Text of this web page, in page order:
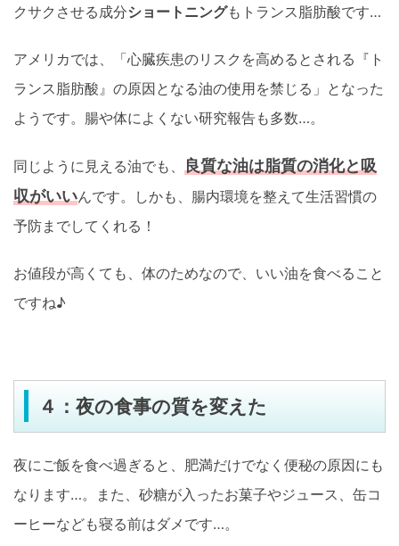
クサクさせる成分ショートニングもトランス脂肪酸です…
アメリカでは、「心臓疾患のリスクを高めるとされる『ト
ランス脂肪酸』の原因となる油の使用を禁じる」となった
ようです。腸や体によくない研究報告も多数…。
同じように見える油でも、
良質な油は脂質の消化と吸
収がいいんです。しかも、腸内環境を整えて生活習慣の
予防までしてくれる！
お値段が高くても、体のためなので、いい油を食べること
ですね♪
４：夜の食事の質を変えた
夜にご飯を食べ過ぎると、肥満だけでなく便秘の原因にも
なります…。また、砂糖が入ったお菓子やジュース、缶コ
ーヒーなども寝る前はダメです…。